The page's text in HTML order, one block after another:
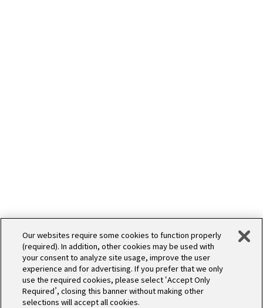
Our websites require some cookies to function properly
(required). In addition, other cookies may be used with
your consent to analyze site usage, improve the user
experience and for advertising. If you prefer that we only
use the required cookies, please select ‘Accept Only
Required’, closing this banner without making other
selections will accept all cookies.